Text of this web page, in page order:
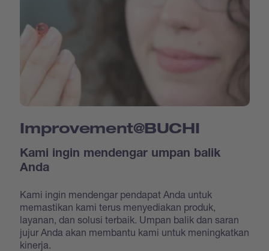
Improvement@BUCHI
Kami ingin mendengar umpan balik
Anda
Kami ingin mendengar pendapat Anda untuk
memastikan kami terus menyediakan produk,
layanan, dan solusi terbaik. Umpan balik dan saran
jujur Anda akan membantu kami untuk meningkatkan
kinerja.